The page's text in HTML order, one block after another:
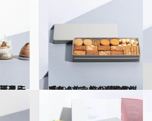
2022.10.7
スイーツなかのが惚れ抜いた おいしさ桁違いの「クッキー缶」5選 クッキー一枚一枚の完成度が凄い！
グルメ